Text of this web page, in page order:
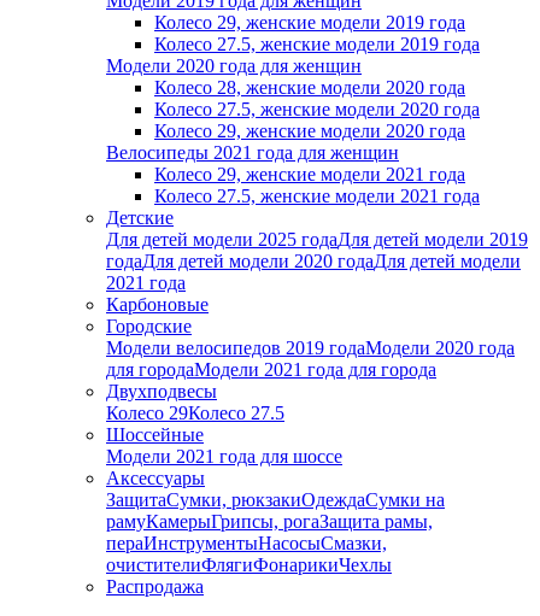
Колесо 29, женские модели 2019 года
Колесо 27.5, женские модели 2019 года
Модели 2020 года для женщин
Колесо 28, женские модели 2020 года
Колесо 27.5, женские модели 2020 года
Колесо 29, женские модели 2020 года
Велосипеды 2021 года для женщин
Колесо 29, женские модели 2021 года
Колесо 27.5, женские модели 2021 года
Детские
Для детей модели 2025 годаДля детей модели 2019
годаДля детей модели 2020 годаДля детей модели
2021 года
Карбоновые
Городские
Модели велосипедов 2019 годаМодели 2020 года
для городаМодели 2021 года для города
Двухподвесы
Колесо 29Колесо 27.5
Шоссейные
Модели 2021 года для шоссе
Аксессуары
ЗащитаСумки, рюкзакиОдеждаСумки на
рамуКамерыГрипсы, рогаЗащита рамы,
пераИнструментыНасосыСмазки,
очистителиФлягиФонарикиЧехлы
Распродажа